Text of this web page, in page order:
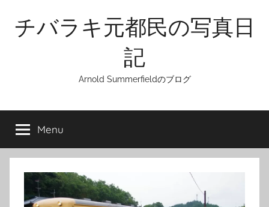
content
チバラキ元都民の写真日
記
Arnold Summerfieldのブログ
Menu